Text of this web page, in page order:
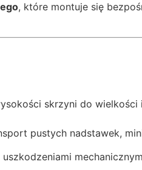
, które montuje się
skrzyni do wielkości
pustych nadstawek,